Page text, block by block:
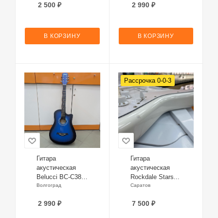
2 500 ₽
В КОРЗИНУ
2 990₽
В КОРЗИНУ
Гитара
акустическая
Belucci BC-C38
BLS
Волгоград
2 990 ₽
Рассрочка 0-0-3
Гитара
акустическая
Rockdale Stars...
Саратов
7 500₽